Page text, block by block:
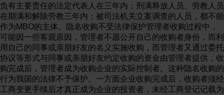
负有主要责任的法定代表人在三年内；刑满释放人员、劳教人员
在期满和解除劳教三年内；被司法机关立案调查的人员，都不能
作为MBO的主体。隐名收购不受法律保护管理者收购过程中，
可能因一些客观原因，管理者不愿公开自己的收购者身份，而利
用自己的同事或亲朋好友的名义实施收购，而管理者又通过委托
协议等形式与同事或亲朋好友约定收购的资金由管理者提供，收
购完成后，管理者成为收购企业的实际控制者。这种隐名收购的
行为我国的法律不予保护。一方面企业收购完成后，收购者须经
工商变更手续后才真正成为企业的投资者，未经工商登记记载为